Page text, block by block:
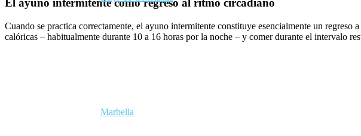
Marbella
El ayuno intermitente como regreso al ritmo circadiano
Cuando se practica correctamente, el ayuno intermitente constituye esencialmente un
calóricas – habitualmente durante 10 a 16 horas por la noche – y comer durante el intervalo